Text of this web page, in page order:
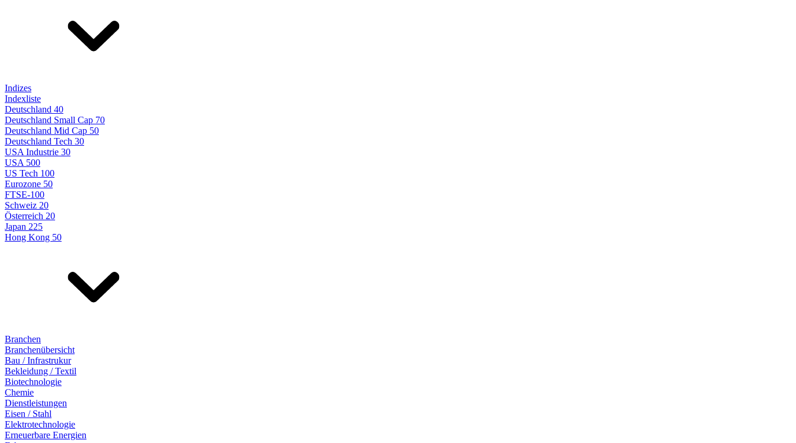
Indizes
Indexliste
Deutschland 40
Deutschland Small Cap 70
Deutschland Mid Cap 50
Deutschland Tech 30
USA Industrie 30
USA 500
US Tech 100
Eurozone 50
FTSE-100
Schweiz 20
Österreich 20
Japan 225
Hong Kong 50
Branchen
Branchenübersicht
Bau / Infrastrukur
Bekleidung / Textil
Biotechnologie
Chemie
Dienstleistungen
Eisen / Stahl
Elektrotechnologie
Erneuerbare Energien